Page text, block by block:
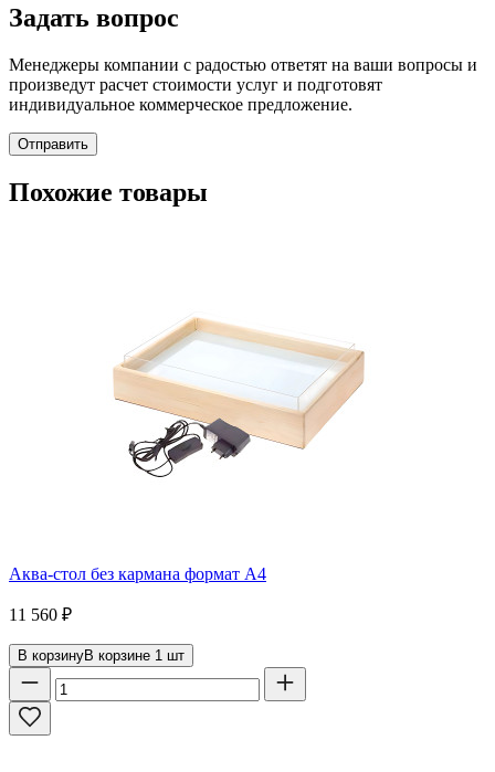
Задать вопрос
Менеджеры компании с радостью ответят на ваши вопросы и
произведут расчет стоимости услуг и подготовят
индивидуальное коммерческое предложение.
Отправить
Похожие товары
Аква-стол без кармана формат А4
11 560 ₽
В корзинуВ корзине 1 шт